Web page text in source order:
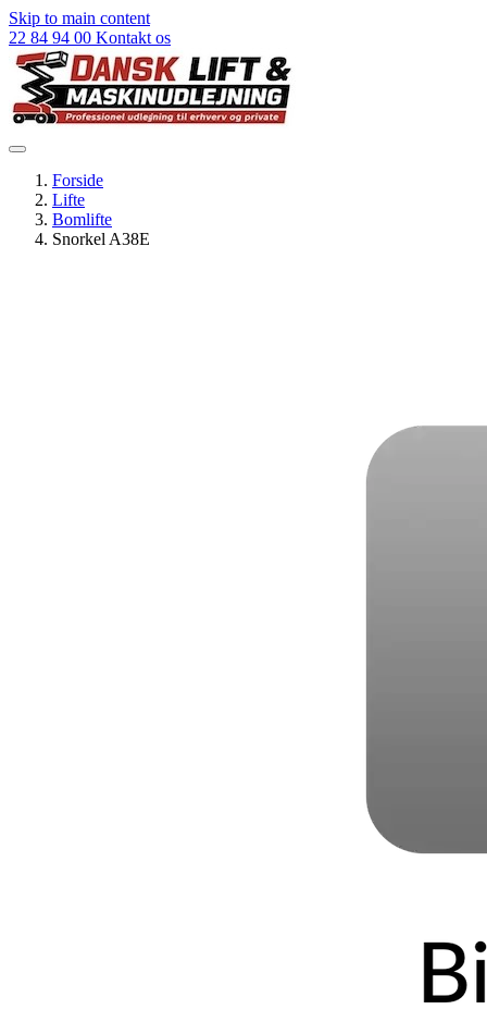
Skip to main content
22 84 94 00 Kontakt os
Forside
Lifte
Bomlifte
Snorkel A38E